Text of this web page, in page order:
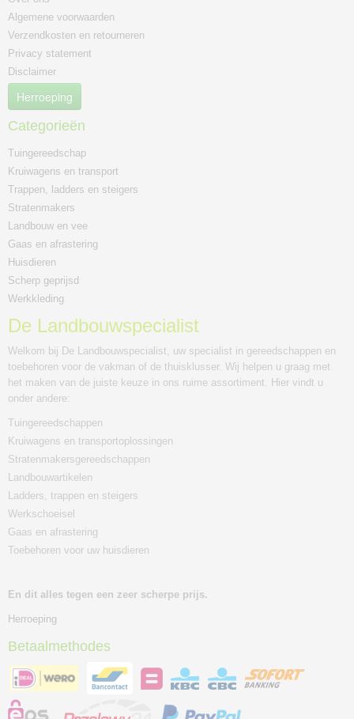
Algemene voorwaarden
Verzendkosten en retourneren
Privacy statement
Disclaimer
Herroeping
Categorieën
Tuingereedschap
Kruiwagens en transport
Trappen, ladders en steigers
Stratenmakers
Landbouw en vee
Gaas en afrastering
Huisdieren
Scherp geprijsd
Werkkleding
De Landbouwspecialist
Welkom bij De Landbouwspecialist, uw specialist in gereedschappen en
toebehoren voor de vakman of de thuisklusser. Wij helpen u graag met
het maken van de juiste keuze in ons ruime assortiment. Hier vindt u
onder andere:
Tuingereedschappen
Kruiwagens en transportoplossingen
Stratenmakersgereedschappen
Landbouwartikelen
Ladders, trappen en steigers
Werkschoeisel
Gaas en afrastering
Toebehoren voor uw huisdieren
En dit alles tegen een zeer scherpe prijs.
Herroeping
Betaalmethodes